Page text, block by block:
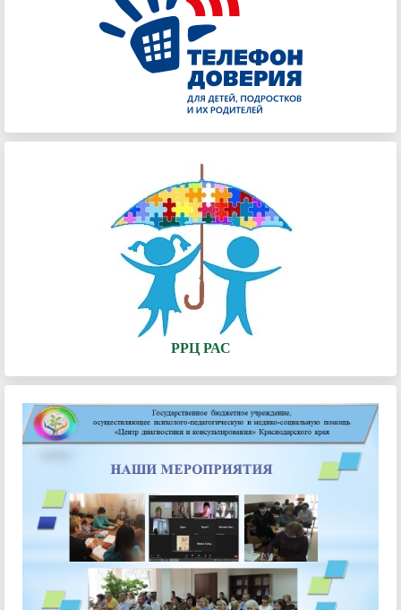
РРЦ РАС